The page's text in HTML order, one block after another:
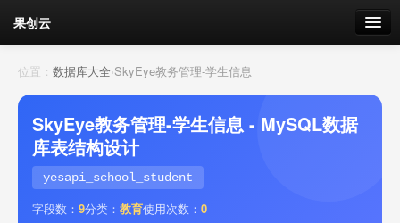
果创云
数据表单
API接口
云存储
流量 剩余接口流量
位置： 数据库大全›SkyEye教务管理-学生信息
SkyEye教务管理-学生信息 - MySQL数据
库表结构设计
yesapi_school_student
字段数： 9分类： 教育使用次数： 0